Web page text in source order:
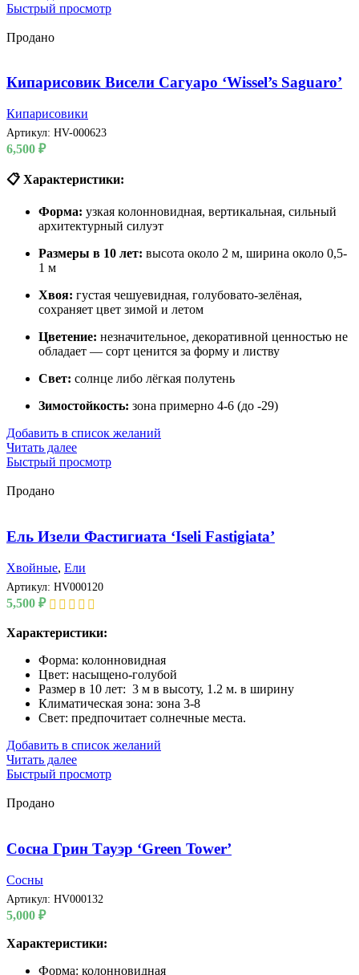
Быстрый просмотр
Продано
Кипарисовик Висели Сагуаро ‘Wissel’s Saguaro’
Кипарисовики
Артикул: HV-000623
6,500 ₽
📋 Характеристики:
Форма: узкая колонновидная, вертикальная, сильный
архитектурный силуэт
Размеры в 10 лет: высота около 2 м, ширина около 0,5-
1 м
Хвоя: густая чешуевидная, голубовато-зелёная,
сохраняет цвет зимой и летом
Цветение: незначительное, декоративной ценностью не
обладает — сорт ценится за форму и листву
Свет: солнце либо лёгкая полутень
Зимостойкость: зона примерно 4-6 (до -29)
Добавить в список желаний
Читать далее
Быстрый просмотр
Продано
Ель Изели Фастигиата ‘Iseli Fastigiata’
Хвойные, Ели
Артикул: HV000120
5,500 ₽
Характеристики:
Форма: колонновидная
Цвет: насыщено-голубой
Размер в 10 лет: 3 м в высоту, 1.2 м. в ширину
Климатическая зона: зона 3-8
Свет: предпочитает солнечные места.
Добавить в список желаний
Читать далее
Быстрый просмотр
Продано
Сосна Грин Тауэр ‘Green Tower’
Сосны
Артикул: HV000132
5,000 ₽
Характеристики:
Форма: колонновидная